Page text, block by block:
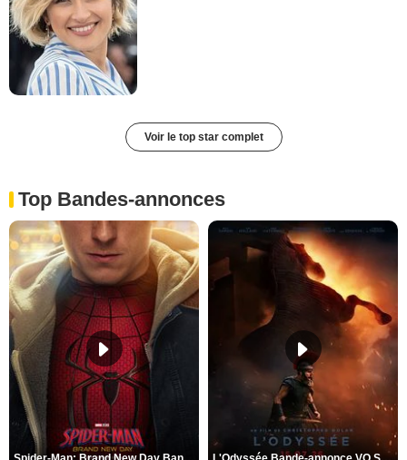
Voir le top star complet
Top Bandes-annonces